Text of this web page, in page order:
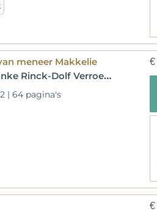
meneer Makkelie
de Vries-Bette Westera-Benny Lindelauf-Marjolijn Hof-Annet Schaap-Jan Paul Schutten-Jowi Schmitz
| 64 pagina's
€
€